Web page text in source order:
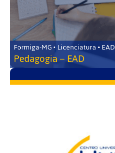
Formiga-MG • Licenciatura • EAD
Pedagogia – EAD